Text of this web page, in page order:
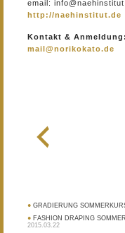
email:
http://naehinstitut.de
Kontakt & Anmeldung:
mail@norikokato.de
GRADIERUNG
FASHION DRAPING
2015.03.22